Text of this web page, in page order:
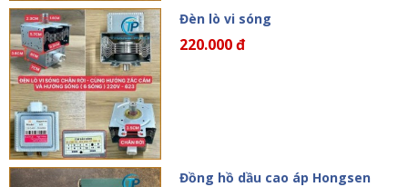
Đèn lò vi sóng
220.000 đ
Đồng hồ dầu cao áp Hongsen